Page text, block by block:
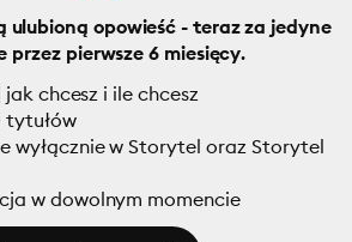
ulubioną opowieść - teraz za jedyne
przez pierwsze 6 miesięcy.
chcesz i ile chcesz
tytułów
wyłącznie w Storytel oraz Storytel
w dowolnym momencie